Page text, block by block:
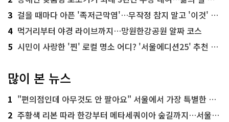
3 걸을 때마다 아픈 '족저근막염'…무작정 참지 말고 '이것' 해보세요!
4 먹거리부터 야경 라이브까지…망원한강공원 알짜 코스
5 시민이 사랑한 '찐' 로컬 명소 어디? '서울에디션25' 추천 코스
많이 본 뉴스
1 "편의점인데 아무것도 안 팔아요" 서울에서 가장 특별한 편의점의 정체
2 주황색 리본 따라 한강부터 메타세쿼이아 숲길까지…서울둘레길 15코스